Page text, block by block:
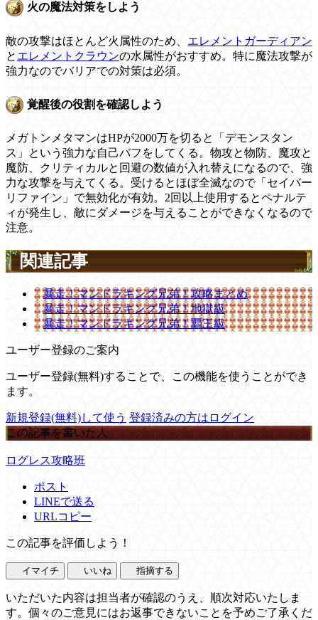
火の魔法対策をしよう
敵の攻撃はほとんど火属性のため、 エレメントガーディアン
と エレメントクラウンの水属性がおすすめ。特に魔法攻撃が
強力なのでバリアでの対策は必須。
覚醒後の役割を確認しよう
メガトンメタマンはHPが2000万を切ると「デモンスタン
ス」という強力な自己バフをしてくる。物攻と物防、魔攻と
魔防、クリティカルと回避の数値が入れ替えになるので、強
力な攻撃を与えてくる。受けるとほぼ全滅なので「セイバー
リファイン」で無効化が有効。2回以上使用するとペナルテ
ィが発生し、敵にダメージを与えることができなくなるので
注意。
関連記事
暴走！マンドラキング兄弟！攻略まとめ
暴走！マンドラキング兄弟！地獄級
暴走！マンドラキング兄弟！覇王級
ユーザー登録のご案内
ユーザー登録(無料)することで、この機能を使うことができ
ます。
新規登録(無料)して使う 登録済みの方はログイン
この記事を書いた人
ログレス攻略班
ポスト
LINEで送る
URLコピー
この記事を評価しよう！
イマイチ いいね 指摘する
いただいた内容は担当者が確認のうえ、順次対応いたしま
す。個々のご意見にはお返事できないことを予めご了承くだ